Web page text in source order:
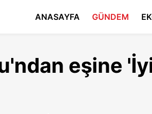
ANASAYFA GÜNDEM
eşine